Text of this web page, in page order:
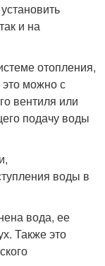
и на
отопления,
это можно с
вентиля или
подачу воды
воды в
вода, ее
Также это